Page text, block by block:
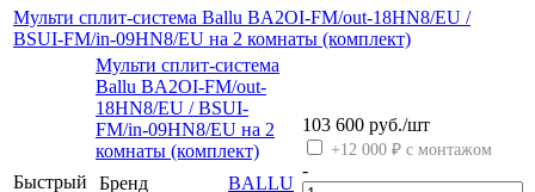
Мульти сплит-система Ballu BA2OI-FM/out-18HN8/EU /
BSUI-FM/in-09HN8/EU на 2 комнаты (комплект)
Быстрый
Мульти сплит-система
Ballu BA2OI-FM/out-
18HN8/EU / BSUI-
FM/in-09HN8/EU на 2
комнаты (комплект)
Бренд
BALLU
103 600 руб./шт
+12 000 ₽ с монтажом
-